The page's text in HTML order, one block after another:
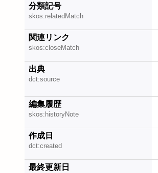
分類記号
skos:relatedMatch
関連リンク
skos:closeMatch
出典
dct:source
編集履歴
skos:historyNote
作成日
dct:created
最終更新日